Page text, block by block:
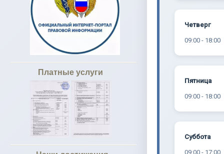
Платные услуги
Четверг
09:00 - 18:00
Пятница
09:00 - 18:00
Суббота
09:00 - 17:00